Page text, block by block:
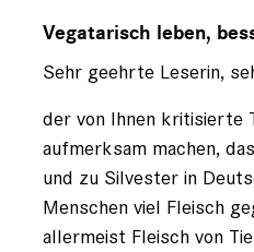
auf
Andreas
M…
(nicht
registriert)
Vegatarisch leben,
Sehr geehrte Leserin,
der von Ihnen kritisierte
aufmerksam machen,
und zu Silvester in
Menschen viel Fleisch
allermeist Fleisch von